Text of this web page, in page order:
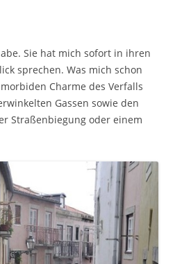
Sie hat mich sofort in ihren
sprechen. Was mich schon
Charme des Verfalls
Gassen sowie den
Straßenbiegung oder einem